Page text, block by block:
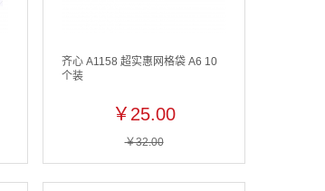
齐心 A1158 超实惠网格袋 A6 10
个装
￥25.00
￥32.00